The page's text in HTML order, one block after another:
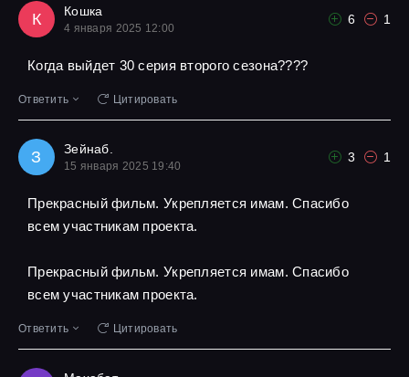
К Кошка
4 января 2025 12:00
6 1
Когда выйдет 30 серия второго сезона????
Ответить Цитировать
З Зейнаб.
15 января 2025 19:40
3 1
Прекрасный фильм. Укрепляется имам. Спасибо
всем участникам проекта.
Прекрасный фильм. Укрепляется имам. Спасибо
всем участникам проекта.
Ответить Цитировать